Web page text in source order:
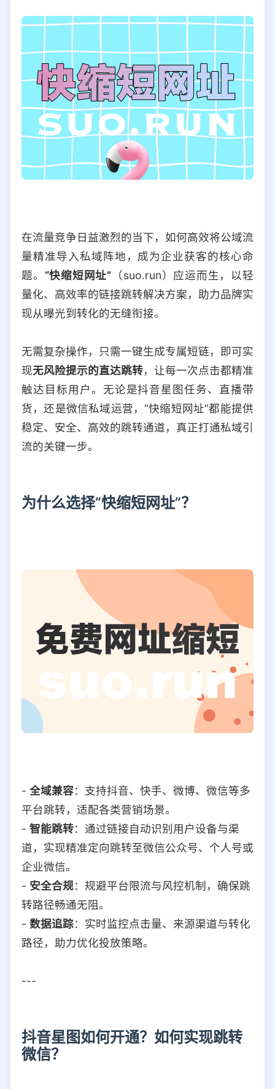
在流量竞争日益激烈的当下，如何高效将公域流
量精准导入私域阵地，成为企业获客的核心命
题。 “快缩短网址” （suo.run）应运而生，以轻
量化、高效率的链接跳转解决方案，助力品牌实
现从曝光到转化的无缝衔接。
无需复杂操作，只需一键生成专属短链，即可实
现无风险提示的直达跳转，让每一次点击都精准
触达目标用户。无论是抖音星图任务、直播带
货，还是微信私域运营，“快缩短网址”都能提供
稳定、安全、高效的跳转通道，真正打通私域引
流的关键一步。
为什么选择“快缩短网址”？
- 全域兼容：支持抖音、快手、微博、微信等多
平台跳转，适配各类营销场景。
- 智能跳转：通过链接自动识别用户设备与渠
道，实现精准定向跳转至微信公众号、个人号或
企业微信。
- 安全合规：规避平台限流与风控机制，确保跳
转路径畅通无阻。
- 数据追踪：实时监控点击量、来源渠道与转化
路径，助力优化投放策略。
---
抖音星图如何开通？如何实现跳转
微信？